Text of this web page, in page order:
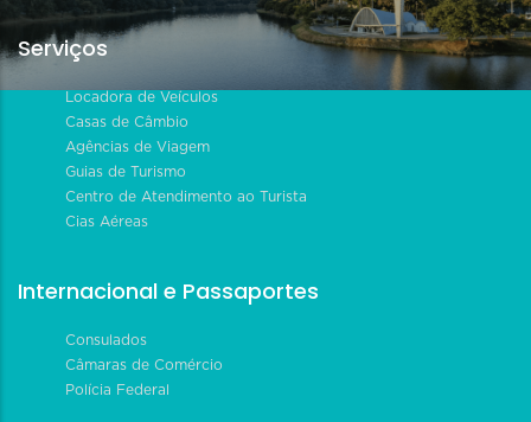
Serviços
Locadora de Veículos
Casas de Câmbio
Agências de Viagem
Guias de Turismo
Centro de Atendimento ao Turista
Cias Aéreas
Internacional e Passaportes
Consulados
Câmaras de Comércio
Polícia Federal